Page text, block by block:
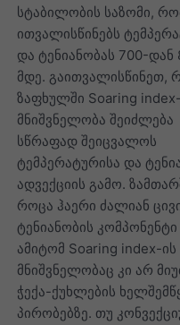
სტაბილობის საზომი,
ითვალისწინებს
და ტენიანობას 700-დან
მდე. გაითვალისწინეთ,
ზაფხულში Soaring
მნიშვნელობა შეიძლება
სწრაფად შეიცვალოს
ტემპერატურისა და
ადვექციის გამო.
როცა ჰაერი ძალიან
ტენიანობის
ამიტომ Soaring index-
მნიშვნელობაც კი არ
ჭექა-ქუხლების
პირობებზე. თუ